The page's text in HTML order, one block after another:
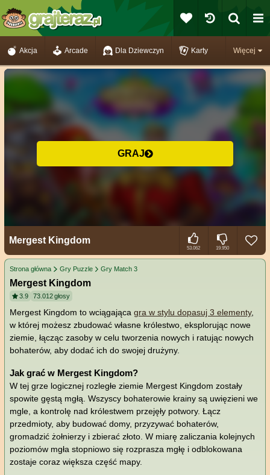
Więcej
Akcja Arcade Dla Dziewczyn Karty
GRAJ
Mergest Kingdom
53.062 19.950
Strona główna Gry Puzzle Gry Match 3
Mergest Kingdom
3.9 73.012głosy
Mergest Kingdom to wciągająca gra w stylu dopasuj 3 elementy,
w której możesz zbudować własne królestwo, eksplorując nowe
ziemie, łącząc zasoby w celu tworzenia nowych i ratując nowych
bohaterów, aby dodać ich do swojej drużyny.
Jak grać w Mergest Kingdom?
W tej grze logicznej rozległe ziemie Mergest Kingdom zostały
spowite gęstą mgłą. Wszyscy bohaterowie krainy są uwięzieni we
mgle, a kontrolę nad królestwem przejęły potwory. Łącz
przedmioty, aby budować domy, przyzywać bohaterów,
gromadzić żołnierzy i zbierać złoto. W miarę zaliczania kolejnych
poziomów mgła stopniowo się rozprasza mgłę i odblokowana
zostaje coraz większa część mapy.